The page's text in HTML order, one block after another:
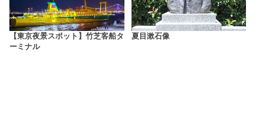
【東京夜景スポット】竹芝客船タ
ーミナル
夏目漱石像